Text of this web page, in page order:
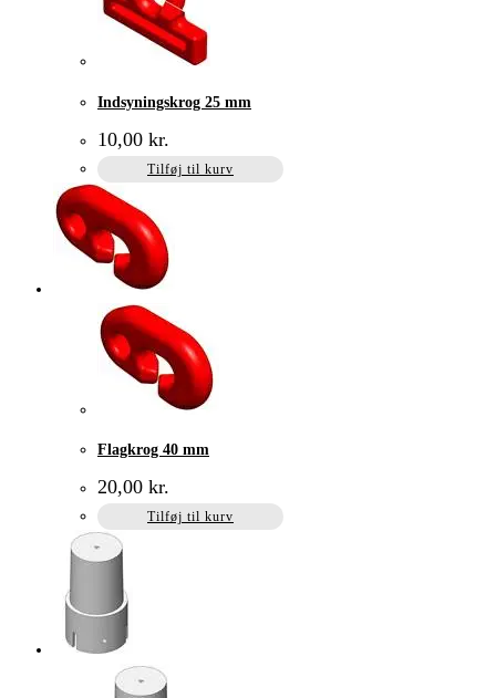
Indsyningskrog 25 mm
10,00 kr.
Tilføj til kurv
Flagkrog 40 mm
20,00 kr.
Tilføj til kurv